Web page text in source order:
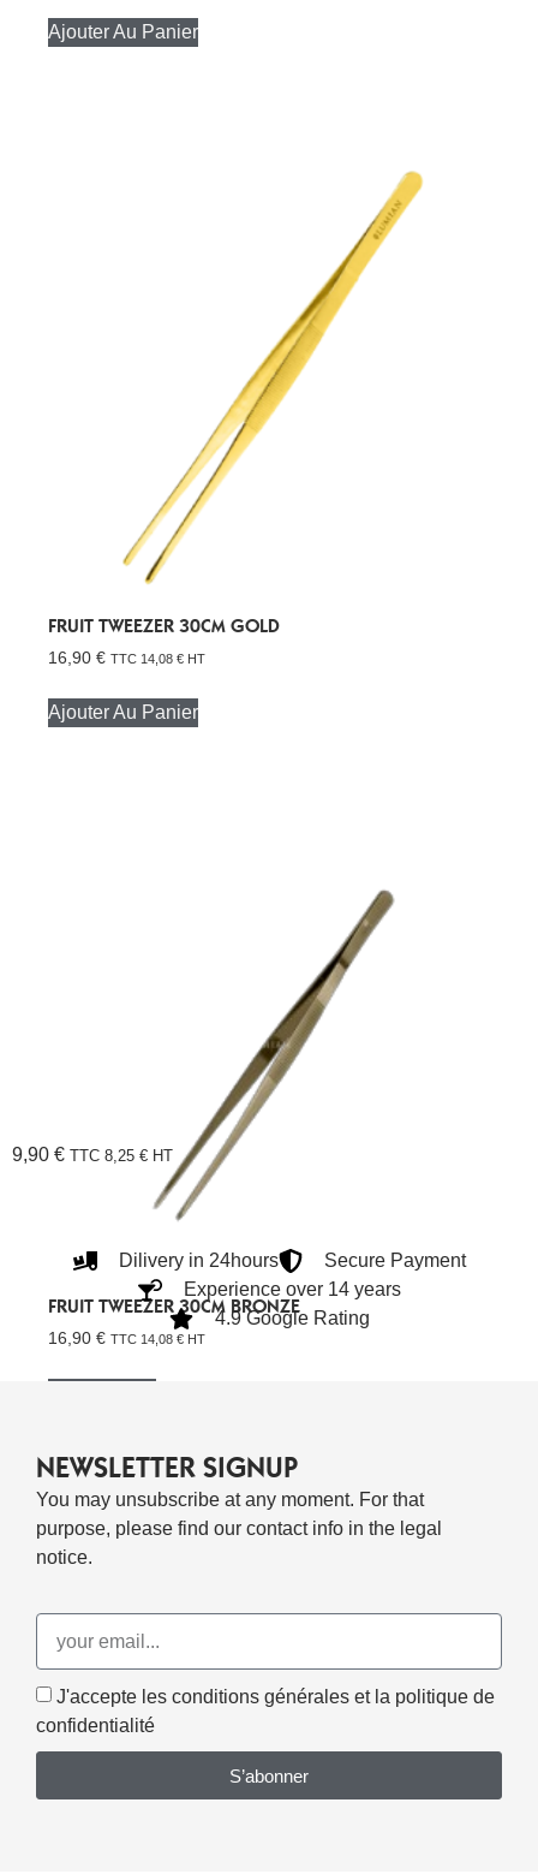
Ajouter Au Panier
FRUIT TWEEZER 30CM GOLD
16,90 € TTC 14,08 € HT
Ajouter Au Panier
FRUIT TWEEZER 30CM BRONZE
16,90 € TTC 14,08 € HT
9,90 € TTC 8,25 € HT
Dilivery in 24hours
Secure Payment
Experience over 14 years
4.9 Google Rating
NEWSLETTER SIGNUP
You may unsubscribe at any moment. For that
purpose, please find our contact info in the legal
notice.
J'accepte les conditions générales et la politique de
confidentialité
S’abonner